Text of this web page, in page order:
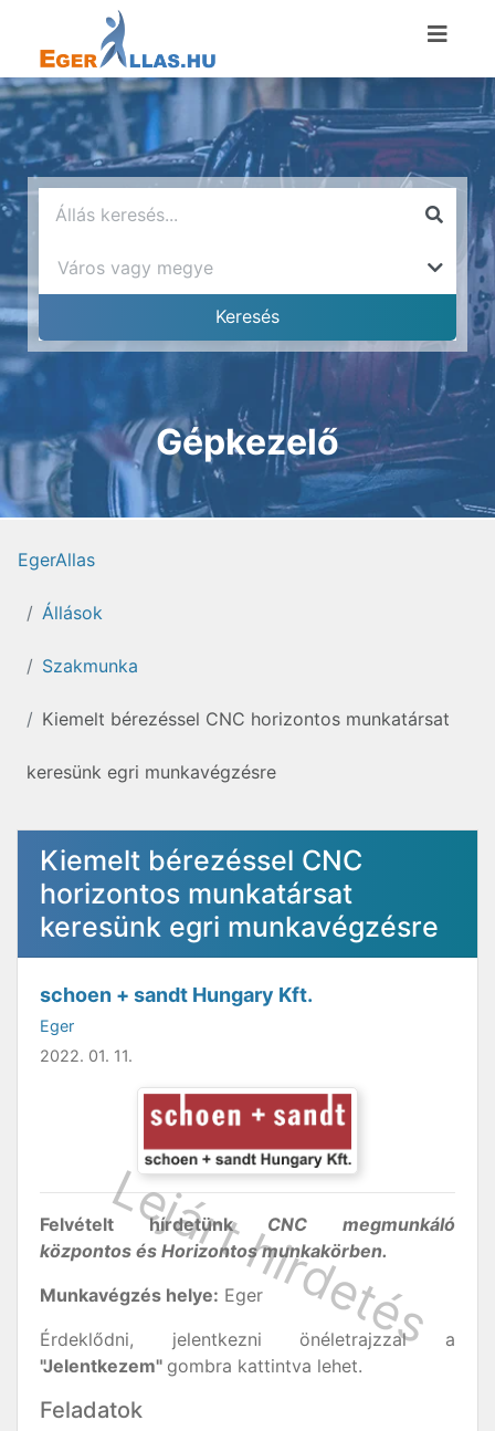
Gépkezelő
EgerAllas
Állások
Szakmunka
Kiemelt bérezéssel CNC horizontos munkatársat
keresünk egri munkavégzésre
Kiemelt bérezéssel CNC
horizontos munkatársat
keresünk egri munkavégzésre
schoen + sandt Hungary Kft.
Eger
2022. 01. 11.
Felvételt hírdetünk CNC megmunkáló
központos és Horizontos munkakörben.
Munkavégzés helye: Eger
Érdeklődni, jelentkezni önéletrajzzal a
"Jelentkezem" gombra kattintva lehet.
Feladatok